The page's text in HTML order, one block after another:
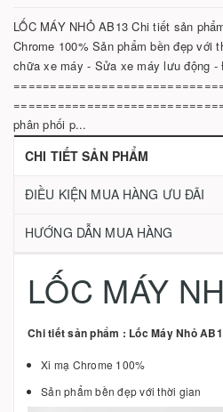
LỐC MÁY NHỎ AB13 Chi tiết sản
Chrome 100% Sản phẩm bền đẹp với
chữa xe máy - Sửa xe máy lưu động
phân phối p...
CHI TIẾT SẢN PHẨM
ĐIỀU KIỆN MUA HÀNG ƯU ĐÃI
HƯỚNG DẪN MUA HÀNG
LỐC MÁY
Chi tiết sản phẩm : Lốc Máy Nhỏ
Xi mạ Chrome 100%
Sản phẩm bền đẹp với thời gian